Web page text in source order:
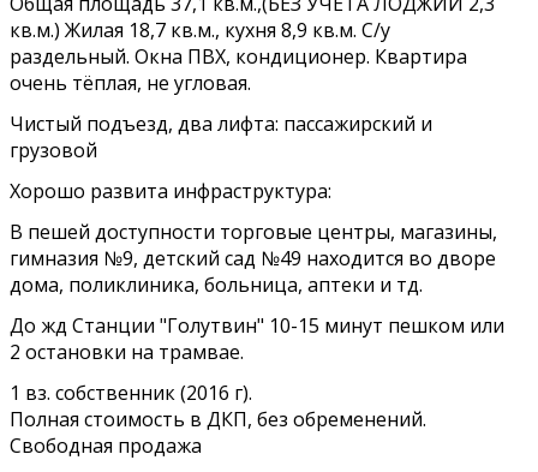
кв.м.) Жилая 18,7 кв.м., кухня 8,9 кв.м. С/у
раздельный. Окна ПВХ, кондиционер. Квартира
очень тёплая, не угловая.
Чистый подъезд, два лифта: пассажирский и
грузовой
Хорошо развита инфраструктура:
В пешей доступности торговые центры, магазины,
гимназия №9, детский сад №49 находится во дворе
дома, поликлиника, больница, аптеки и тд.
До жд Станции "Голутвин" 10-15 минут пешком или
2 остановки на трамвае.
1 вз. собственник (2016 г).
Полная стоимость в ДКП, без обременений.
Свободная продажа